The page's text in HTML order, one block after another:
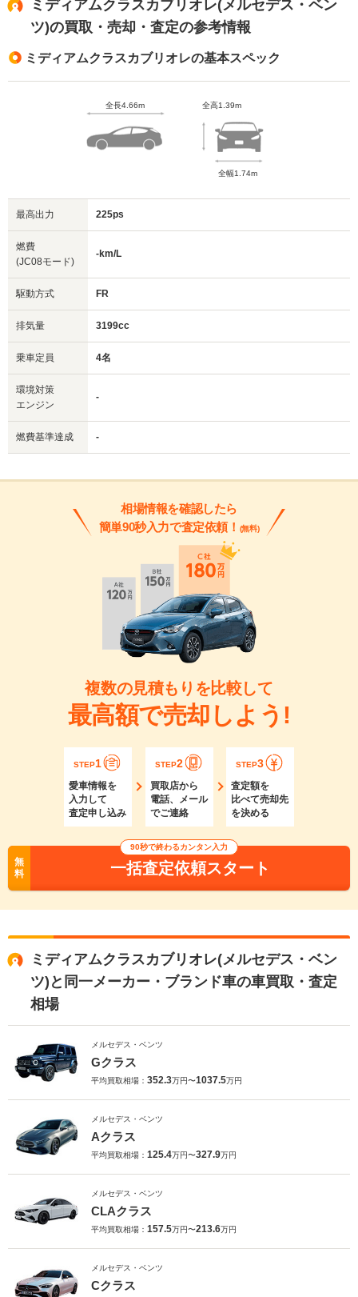
ミディアムクラスカブリオレ(メルセデス・ベン
ツ)の買取・売却・査定の参考情報
ミディアムクラスカブリオレの基本スペック
全長4.66m 全高1.39m
全幅1.74m
最高出力 225ps
燃費
(JC08モード)
-km/L
駆動方式 FR
排気量 3199cc
乗車定員 4名
環境対策
エンジン
-
燃費基準達成 -
相場情報を確認したら
簡単90秒入力で査定依頼！ (無料)
複数の見積もりを比較して
最高額で売却しよう!
STEP1
愛車情報を
入力して
査定申し込み
STEP2
買取店から
電話、メール
でご連絡
STEP3
査定額を
比べて売却先
を決める
無
料
90秒で終わるカンタン入力
一括査定依頼スタート
ミディアムクラスカブリオレ(メルセデス・ベン
ツ)と同一メーカー・ブランド車の車買取・査定
相場
メルセデス・ベンツ
Gクラス
平均買取相場： 352.3万円〜1037.5万円
メルセデス・ベンツ
Aクラス
平均買取相場： 125.4万円〜327.9万円
メルセデス・ベンツ
CLAクラス
平均買取相場： 157.5万円〜213.6万円
メルセデス・ベンツ
Cクラス